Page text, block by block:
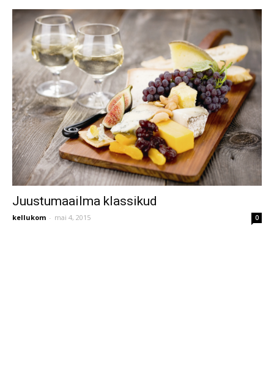
Juustumaailma klassikud
kellukom - mai 4, 2015 0